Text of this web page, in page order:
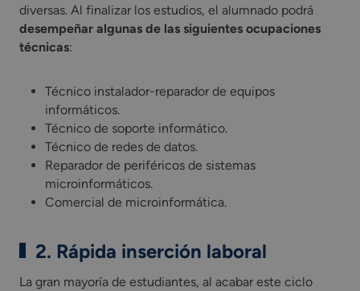
diversas. Al finalizar los estudios, el alumnado podrá
desempeñar algunas de las siguientes ocupaciones
técnicas:
Técnico instalador-reparador de equipos
informáticos.
Técnico de soporte informático.
Técnico de redes de datos.
Reparador de periféricos de sistemas
microinformáticos.
Comercial de microinformática.
2. Rápida inserción laboral
La gran mayoría de estudiantes, al acabar este ciclo